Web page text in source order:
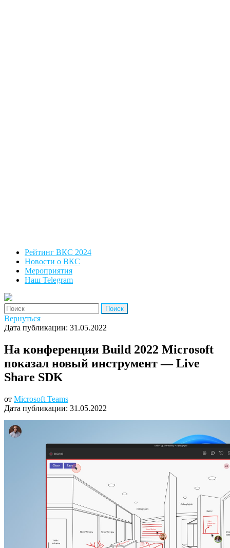
Рейтинг ВКС 2024
Новости о ВКС
Мероприятия
Наш Telegram
'Найти:
Вернуться
Дата публикации: 31.05.2022
На конференции Build 2022 Microsoft
показал новый инструмент — Live
Share SDK
от Microsoft Teams
Дата публикации: 31.05.2022